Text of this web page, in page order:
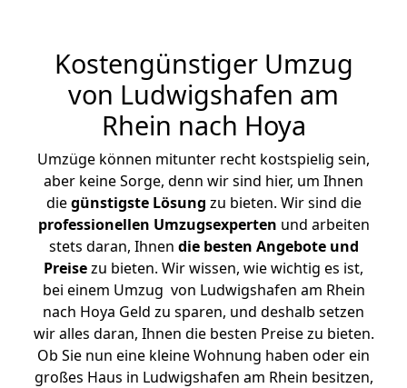
Kostengünstiger Umzug
von Ludwigshafen am
Rhein nach Hoya
Umzüge können mitunter recht kostspielig sein,
aber keine Sorge, denn wir sind hier, um Ihnen
diegünstigste Lösung zu bieten. Wir sind die
professionellen Umzugsexperten und arbeiten
stets daran, Ihnen die besten Angebote und
Preisezu bieten. Wir wissen, wie wichtig es ist,
bei einem Umzug von Ludwigshafen am Rhein
nach Hoya Geld zu sparen, und deshalb setzen
wir alles daran, Ihnen die besten Preise zu bieten.
Ob Sie nun eine kleine Wohnung haben oder ein
großes Haus in Ludwigshafen am Rhein besitzen,